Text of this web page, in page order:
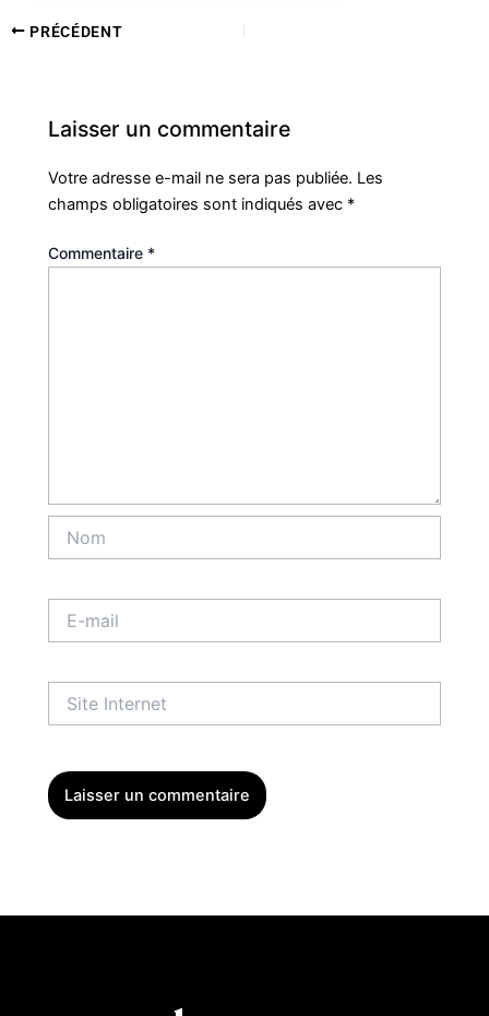
PRÉCÉDENT
Laisser un commentaire
Votre adresse e-mail ne sera pas publiée. Les
champs obligatoires sont indiqués avec *
Commentaire *
mail
Internet